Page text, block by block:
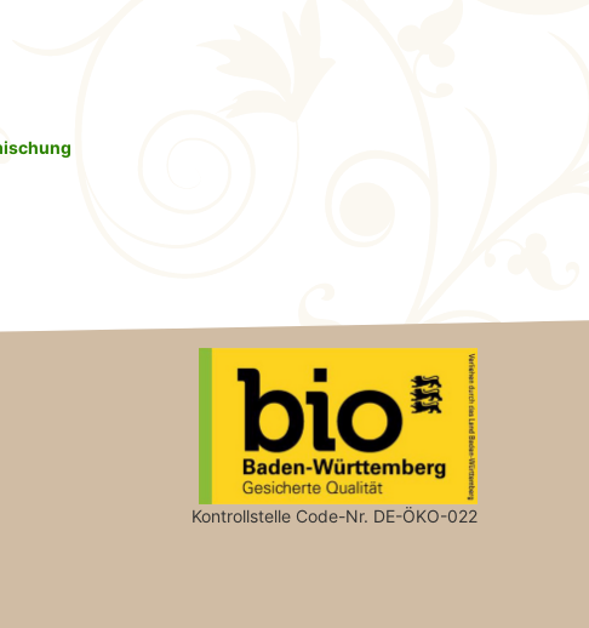
Kontrollstelle Code-Nr. DE-ÖKO-022